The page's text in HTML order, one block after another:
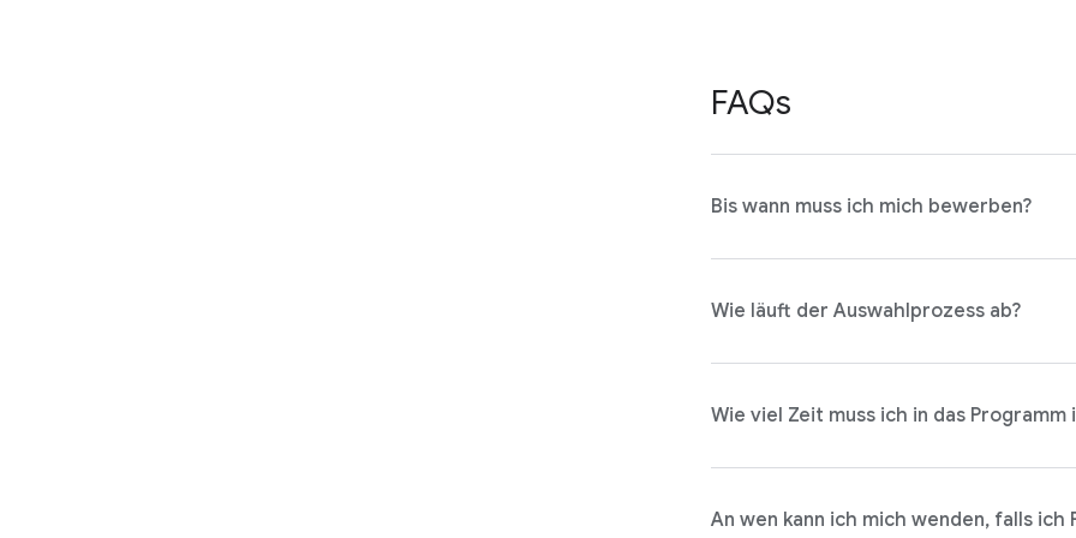
FAQs
Bis wann muss ich mich bewerben?
Wie läuft der Auswahlprozess ab?
Wie viel Zeit muss ich in das Programm
An wen kann ich mich wenden, falls ich